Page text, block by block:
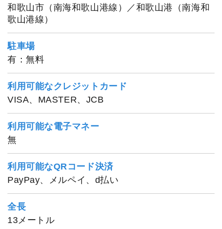
和歌山市（南海和歌山港線）／和歌山港（南海和
歌山港線）
駐車場
有：無料
利用可能なクレジットカード
VISA、MASTER、JCB
利用可能な電子マネー
無
利用可能なQRコード決済
PayPay、メルペイ、d払い
全長
13メートル